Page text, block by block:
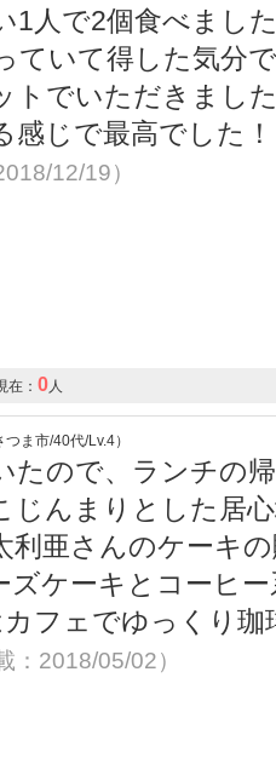
1人で2個食べまし
ていて得した気分
トでいただきまし
感じで最高でした
12/19）
在： 0 人
ま市/40代/Lv.4）
たので、ランチの
じんまりとした居
利亜さんのケーキ
ズケーキとコーヒ
カフェでゆっくり
：2018/05/02）